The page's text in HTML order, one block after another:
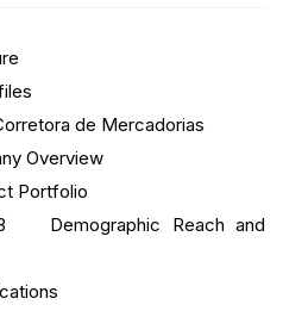
de Mercadorias
Overview
Reach and